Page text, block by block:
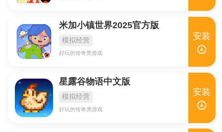
米加小镇世界2025官方版
模拟经营
好玩的传奇类游戏
安装
星露谷物语中文版
模拟经营
好玩的传奇类游戏
安装